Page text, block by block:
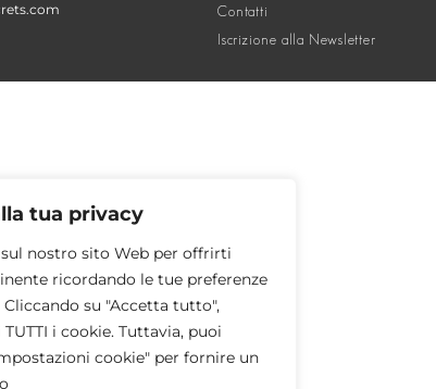
tua privacy
nostro sito Web per offrirti
ricordando le tue preferenze
su "Accetta tutto",
i cookie. Tuttavia, puoi
cookie" per fornire un
Contatti
Iscrizione alla Newsletter